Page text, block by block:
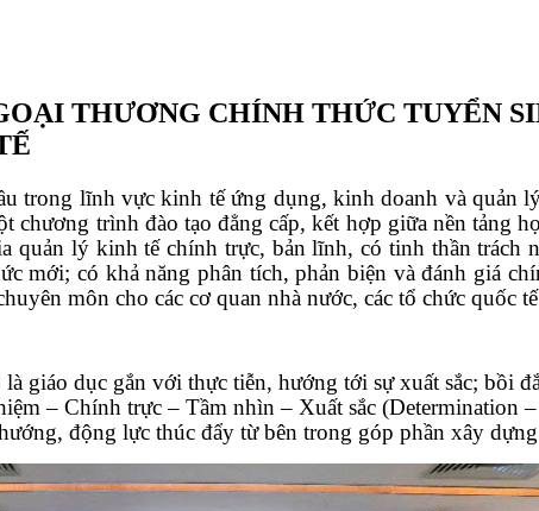
THƯƠNG CHÍNH THỨC TUYỂN
trong lĩnh vực kinh tế ứng dụng, kinh doanh và
chương trình đào tạo đẳng cấp, kết hợp giữa nền tảng
quản lý kinh tế chính trực, bản lĩnh, có tinh thần
mới; có khả năng phân tích, phản biện và đánh giá
môn cho các cơ quan nhà nước, các tổ chức quốc
giáo dục gắn với thực tiễn, hướng tới sự xuất sắc;
– Chính trực – Tầm nhìn – Xuất sắc
động lực thúc đẩy từ bên trong góp phần xây